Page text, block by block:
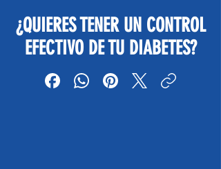
¿QUIERES TENER UN CONTROL
EFECTIVO DE TU DIABETES?